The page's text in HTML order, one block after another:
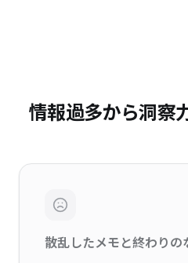
情報過多から洞察
散乱したメモと終わりの